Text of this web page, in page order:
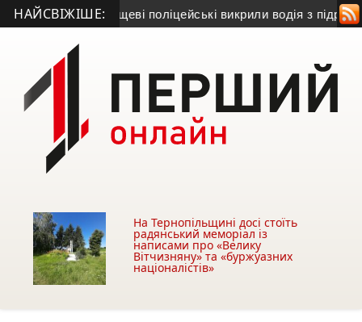
НАЙСВІЖІШЕ:
у Борщеві поліцейські викрили водія з підробкою •
На Тернопільщині досі стоїть
радянський меморіал із
написами про «Велику
Вітчизняну» та «буржуазних
націоналістів»